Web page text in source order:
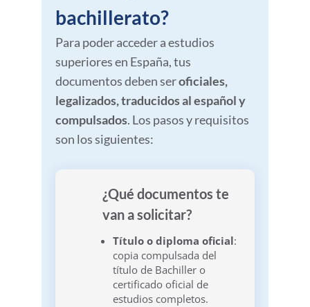
bachillerato?
Para poder acceder a estudios
superiores en España, tus
documentos deben seroficiales,
legalizados, traducidos al español y
compulsados. Los pasos y requisitos
son los siguientes:
¿Qué documentos te
van a solicitar?
Título o diploma oficial:
copia compulsada del
título de Bachiller o
certificado oficial de
estudios completos.